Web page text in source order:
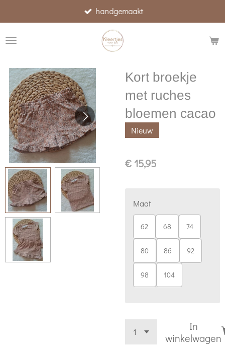
direct
naar
hoofdinhoud
handgemaakt
Kort broekje
met ruches
bloemen cacao
Nieuw
€ 15,95
Maat
62 68 74
80 86 92
98 104
In
winkelwagen